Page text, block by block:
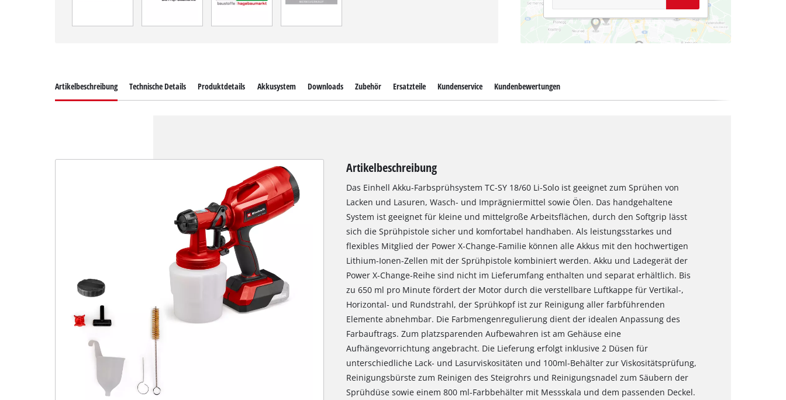
Artikelbeschreibung Technische Details Produktdetails Akkusystem Downloads Zubehör Ersatzteile Kundenservice Kundenbewertungen
Artikelbeschreibung
Das Einhell Akku-Farbsprühsystem TC-SY 18/60 Li-Solo ist geeignet zum Sprühen von
Lacken und Lasuren, Wasch- und Imprägniermittel sowie Ölen. Das handgehaltene
System ist geeignet für kleine und mittelgroße Arbeitsflächen, durch den Softgrip lässt
sich die Sprühpistole sicher und komfortabel handhaben. Als leistungsstarkes und
flexibles Mitglied der Power X-Change-Familie können alle Akkus mit den hochwertigen
Lithium-Ionen-Zellen mit der Sprühpistole kombiniert werden. Akku und Ladegerät der
Power X-Change-Reihe sind nicht im Lieferumfang enthalten und separat erhältlich. Bis
zu 650 ml pro Minute fördert der Motor durch die verstellbare Luftkappe für Vertikal-,
Horizontal- und Rundstrahl, der Sprühkopf ist zur Reinigung aller farbführenden
Elemente abnehmbar. Die Farbmengenregulierung dient der idealen Anpassung des
Farbauftrags. Zum platzsparenden Aufbewahren ist am Gehäuse eine
Aufhängevorrichtung angebracht. Die Lieferung erfolgt inklusive 2 Düsen für
unterschiedliche Lack- und Lasurviskositäten und 100ml-Behälter zur Viskositätsprüfung,
Reinigungsbürste zum Reinigen des Steigrohrs und Reinigungsnadel zum Säubern der
Sprühdüse sowie einem 800 ml-Farbbehälter mit Messskala und dem passenden Deckel.